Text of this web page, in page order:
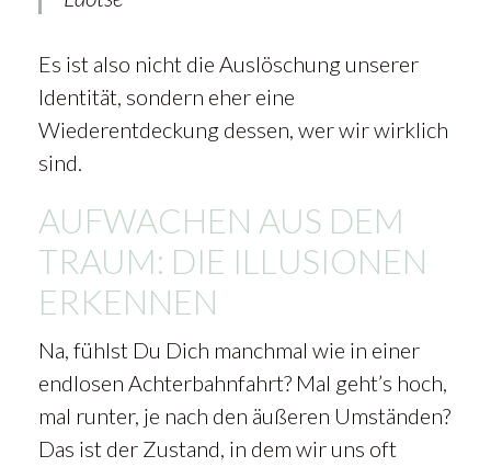
Es ist also nicht die Auslöschung unserer
Identität, sondern eher eine
Wiederentdeckung dessen, wer wir wirklich
sind.
AUFWACHEN AUS DEM
TRAUM: DIE ILLUSIONEN
ERKENNEN
Na, fühlst Du Dich manchmal wie in einer
endlosen Achterbahnfahrt? Mal geht’s hoch,
mal runter, je nach den äußeren Umständen?
Das ist der Zustand, in dem wir uns oft